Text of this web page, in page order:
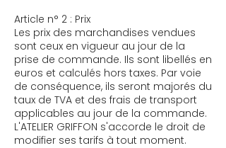
Article n° 2 : Prix
​Les prix des marchandises vendues
sont ceux en vigueur au jour de la
prise de commande. Ils sont libellés en
euros et calculés hors taxes. Par voie
de conséquence, ils seront majorés du
taux de TVA et des frais de transport
applicables au jour de la commande.
L'ATELIER GRIFFON s'accorde le droit de
modifier ses tarifs à tout moment.